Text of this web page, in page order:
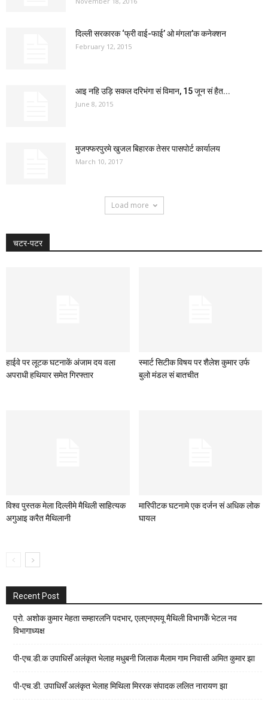
दिल्ली सरकारक ‘फ्री वाई-फाई’ ओ मंगला’क कनेक्शन
February 12, 2015
आइ नहि उड़ि सकल दरिभंगा सं विमान, 15 जून सं हैत...
June 8, 2015
मुजफ्फरपुरमे खुजल बिहारक तेसर पासपोर्ट कार्यालय
March 10, 2017
Load more
चटर-पटर
हाईवे पर लूटक घटनाकें अंजाम दय वला
अपराधी हथियार समेत गिरफ्तार
स्मार्ट सिटीक विषय पर शैलेश कुमार उर्फ
बुलो मंडल सं बातचीत
विश्व पुस्तक मेला दिल्लीमे मैथिली साहित्यक
अगुआइ करैत मैथिलानी
मारिपीटक घटनामे एक दर्जन सं अधिक लोक
घायल
Recent Post
प्रो. अशोक कुमार मेहता सम्हारलनि पदभार, एलएनएमयू मैथिली विभागकेँ भेटल नव
विभागाध्यक्ष
पी-एच.डी.क उपाधिसँ अलंकृत भेलाह मधुबनी जिलाक मैलाम गाम निवासी अमित कुमार झा
पी-एच.डी. उपाधिसँ अलंकृत भेलाह मिथिला मिररक संपादक ललित नारायण झा